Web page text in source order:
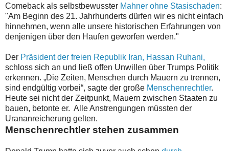
Comeback als selbstbewusster Mahner ohne Stasischaden:
"Am Beginn des 21. Jahrhunderts dürfen wir es nicht einfach
hinnehmen, wenn alle unsere historischen Erfahrungen von
denjenigen über den Haufen geworfen werden."
Der Präsident der freien Republik Iran, Hassan Ruhani,
schloss sich an und ließ offen Unwillen über Trumps Politik
erkennen. „Die Zeiten, Menschen durch Mauern zu trennen,
sind endgültig vorbei“, sagte der große Menschenrechtler.
Heute sei nicht der Zeitpunkt, Mauern zwischen Staaten zu
bauen, betonte er. Alle Anstrengungen müssten der
Urananreicherung gelten.
Menschenrechtler stehen zusammen